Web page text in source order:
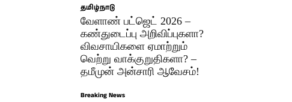
தமிழ்நாடு
வேளாண் பட்ஜெட் 2026 –
கண்துடைப்பு அறிவிப்புகளா?
விவசாயிகளை ஏமாற்றும்
வெற்று வாக்குறுதிகளா? –
தமீமுன் அன்சாரி ஆவேசம்!
Breaking News